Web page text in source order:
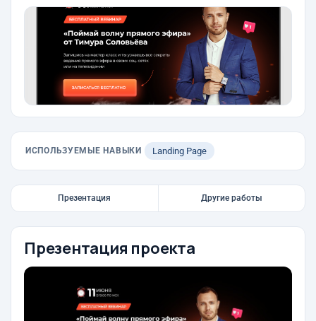
ИСПОЛЬЗУЕМЫЕ НАВЫКИ Landing Page
Презентация Другие работы
Презентация проекта